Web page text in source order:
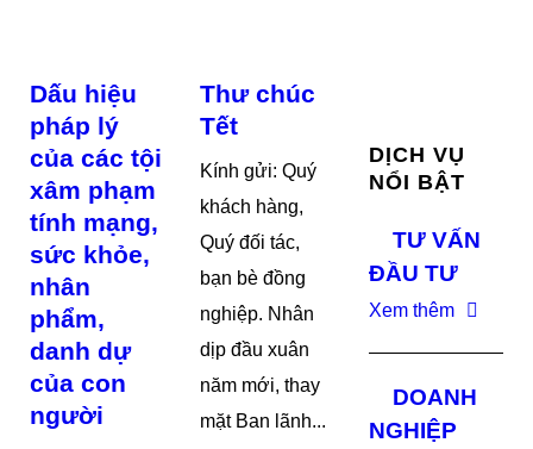
Dấu hiệu
pháp lý
của các tội
xâm phạm
tính mạng,
sức khỏe,
nhân
phẩm,
danh dự
của con
người
Thư chúc
Tết
Kính gửi: Quý
khách hàng,
Quý đối tác,
bạn bè đồng
nghiệp. Nhân
dịp đầu xuân
năm mới, thay
mặt Ban lãnh...
DỊCH VỤ
NỔI BẬT
TƯ VẤN
ĐẦU TƯ
Xem thêm
DOANH
NGHIỆP